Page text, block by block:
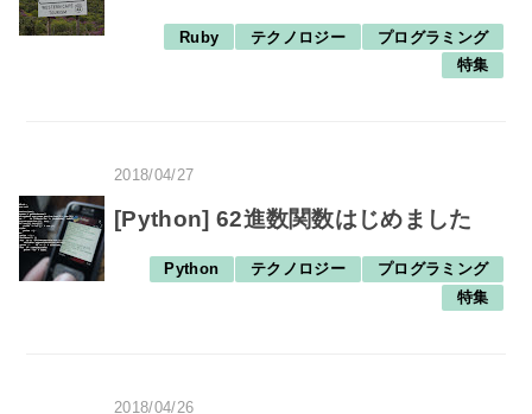
Ruby テクノロジー
プログラミング
特集
2018/04/27
[Python] 62進数関数はじめました
Python テクノロジー
プログラミング
特集
2018/04/26